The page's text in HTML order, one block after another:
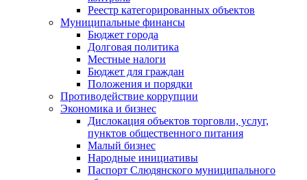
Реестр категорированных объектов
Муниципальные финансы
Бюджет города
Долговая политика
Местные налоги
Бюджет для граждан
Положения и порядки
Противодействие коррупции
Экономика и бизнес
Дислокация объектов торговли, услуг,
пунктов общественного питания
Малый бизнес
Народные инициативы
Паспорт Слюдянского муниципального